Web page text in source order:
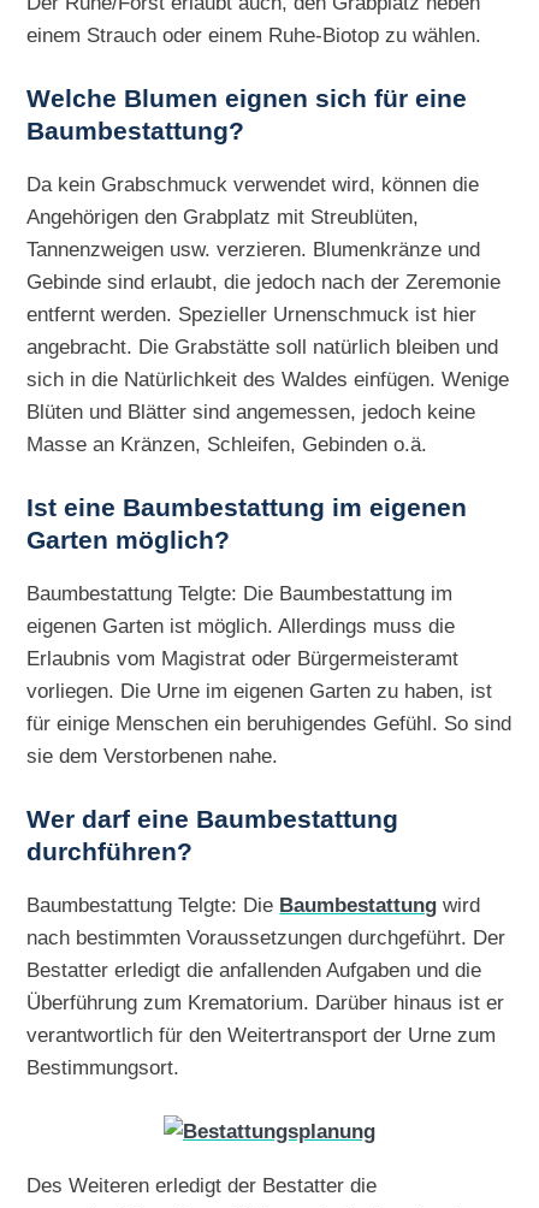
einem Strauch oder einem Ruhe-Biotop zu wählen.
Welche Blumen eignen sich für eine
Baumbestattung?
Da kein Grabschmuck verwendet wird, können die
Angehörigen den Grabplatz mit Streublüten,
Tannenzweigen usw. verzieren. Blumenkränze und
Gebinde sind erlaubt, die jedoch nach der Zeremonie
entfernt werden. Spezieller Urnenschmuck ist hier
angebracht. Die Grabstätte soll natürlich bleiben und
sich in die Natürlichkeit des Waldes einfügen. Wenige
Blüten und Blätter sind angemessen, jedoch keine
Masse an Kränzen, Schleifen, Gebinden o.ä.
Ist eine Baumbestattung im eigenen
Garten möglich?
Baumbestattung Telgte: Die Baumbestattung im
eigenen Garten ist möglich. Allerdings muss die
Erlaubnis vom Magistrat oder Bürgermeisteramt
vorliegen. Die Urne im eigenen Garten zu haben, ist
für einige Menschen ein beruhigendes Gefühl. So sind
sie dem Verstorbenen nahe.
Wer darf eine Baumbestattung
durchführen?
Baumbestattung Telgte: Die Baumbestattung wird
nach bestimmten Voraussetzungen durchgeführt. Der
Bestatter erledigt die anfallenden Aufgaben und die
Überführung zum Krematorium. Darüber hinaus ist er
verantwortlich für den Weitertransport der Urne zum
Bestimmungsort.
Des Weiteren erledigt der Bestatter die